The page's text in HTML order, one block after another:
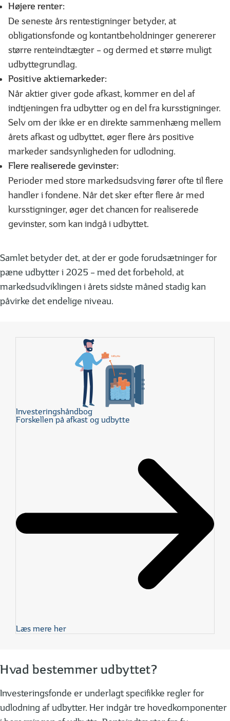
Højere renter:
De seneste års rentestigninger betyder, at
obligationsfonde og kontantbeholdninger genererer
større renteindtægter – og dermed et større muligt
udbyttegrundlag.
Positive aktiemarkeder:
Når aktier giver gode afkast, kommer en del af
indtjeningen fra udbytter og en del fra kursstigninger.
Selv om der ikke er en direkte sammenhæng mellem
årets afkast og udbyttet, øger flere års positive
markeder sandsynligheden for udlodning.
Flere realiserede gevinster:
Perioder med store markedsudsving fører ofte til flere
handler i fondene. Når det sker efter flere år med
kursstigninger, øger det chancen for realiserede
gevinster, som kan indgå i udbyttet.
Samlet betyder det, at der er gode forudsætninger for
pæne udbytter i 2025 – med det forbehold, at
markedsudviklingen i årets sidste måned stadig kan
påvirke det endelige niveau.
Investeringshåndbog
Forskellen på afkast og udbytte
Læs mere her
Hvad bestemmer udbyttet?
Investeringsfonde er underlagt specifikke regler for
udlodning af udbytter. Her indgår tre hovedkomponenter